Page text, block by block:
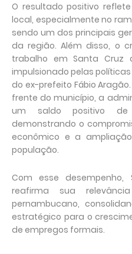
O resultado positivo
local, especialmente no
sendo um dos principais
da região. Além disso, o
trabalho em Santa Cruz
impulsionado pelas
do ex-prefeito Fábio
frente do município, a
um saldo positivo de
demonstrando o
econômico e a
população.
Com esse desempenho,
reafirma sua
pernambucano,
estratégico para o
de empregos formais.